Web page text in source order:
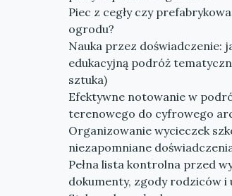
Piec z cegły czy
ogrodu?
Nauka przez doświadczenie:
edukacyjną podróż
sztuka)
Efektywne notowanie w
terenowego do cyfrowego
Organizowanie wycieczek
niezapomniane
Pełna lista kontrolna przed
dokumenty, zgody rodziców i